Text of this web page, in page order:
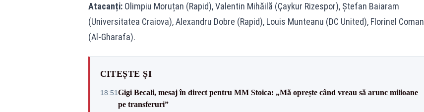
Atacanți:Olimpiu Moruțan (Rapid), Valentin Mihăilă (Çaykur Rizespor), Ștefan Baiaram
(Universitatea Craiova), Alexandru Dobre (Rapid), Louis Munteanu (DC United), Florinel Coman
(Al-Gharafa).
CITEȘTE ȘI
18:51Gigi Becali, mesaj în direct pentru MM Stoica: „Mă oprește când vreau să arunc milioane
pe transferuri”